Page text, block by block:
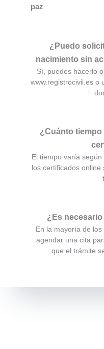
paz
¿Puedo
nacimiento sin
Sí, puedes hacerlo
www.registrocivil.es o
¿Cuánto tiempo
El tiempo varía
los certificados
¿Es
En la mayoría de
agendar una cita
que el trámite